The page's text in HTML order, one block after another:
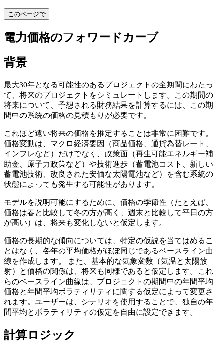
このページで
電力価格のフォワードカーブ
背景
最大30年となる可能性のあるプロジェクトの全期間にわたっ
て、将来のプロジェクトをシミュレートします。この期間の
将来について、予想される財務結果を計算するには、この期
間中の系統の価格の見積もりが必要です。
これほど遠い将来の価格を推定することは非常に困難です。
価格変動は、マクロ経済要因（商品価格、通貨為替レート、
インフレなど）だけでなく、政策面（再生可能エネルギー補
助金、原子力政策など）や技術進歩（蓄電池コスト、新しい
蓄電池技術、改良された安価な太陽電池など）を含む系統の
状態によっても発生する可能性があります。
モデルを説明可能にするために、価格の季節性（たとえば、
価格は春と比較して冬の方が高く、週末と比較して平日の方
が高い）は、将来も変化しないと仮定します。
価格の長期的な傾向については、特定の仮説を当てはめるこ
とはなく、各年の平均価格がほぼ同じであるベースライン曲
線を作成します。 また、基本的な気象変数（気温と太陽放
射）と価格の関係は、将来も同様であると仮定します。これ
らのベースライン曲線は、プロジェクトの期間中の年間平均
価格と年間平均ボラティリティに関する仮定によって変更さ
れます。ユーザーは、シナリオを使用することで、独自の年
間平均とボラティリティの仮定を自由に設定できます。
計算ロジック